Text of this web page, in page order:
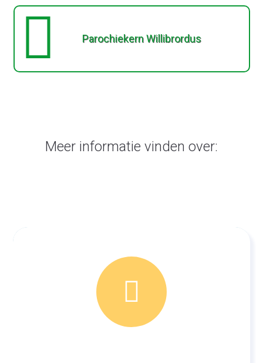
Parochiekern Willibrordus
Meer informatie vinden over: